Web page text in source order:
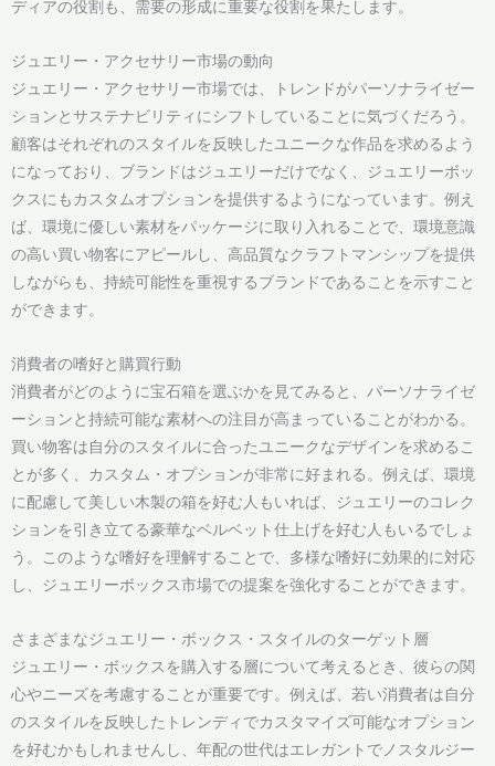
ディアの役割も、需要の形成に重要な役割を果たします。
ジュエリー・アクセサリー市場の動向
ジュエリー・アクセサリー市場では、トレンドがパーソナライゼー
ションとサステナビリティにシフトしていることに気づくだろう。
顧客はそれぞれのスタイルを反映したユニークな作品を求めるよう
になっており、ブランドはジュエリーだけでなく、ジュエリーボッ
クスにもカスタムオプションを提供するようになっています。例え
ば、環境に優しい素材をパッケージに取り入れることで、環境意識
の高い買い物客にアピールし、高品質なクラフトマンシップを提供
しながらも、持続可能性を重視するブランドであることを示すこと
ができます。
消費者の嗜好と購買行動
消費者がどのように宝石箱を選ぶかを見てみると、パーソナライゼ
ーションと持続可能な素材への注目が高まっていることがわかる。
買い物客は自分のスタイルに合ったユニークなデザインを求めるこ
とが多く、カスタム・オプションが非常に好まれる。例えば、環境
に配慮して美しい木製の箱を好む人もいれば、ジュエリーのコレク
ションを引き立てる豪華なベルベット仕上げを好む人もいるでしょ
う。このような嗜好を理解することで、多様な嗜好に効果的に対応
し、ジュエリーボックス市場での提案を強化することができます。
さまざまなジュエリー・ボックス・スタイルのターゲット層
ジュエリー・ボックスを購入する層について考えるとき、彼らの関
心やニーズを考慮することが重要です。例えば、若い消費者は自分
のスタイルを反映したトレンディでカスタマイズ可能なオプション
を好むかもしれませんし、年配の世代はエレガントでノスタルジー